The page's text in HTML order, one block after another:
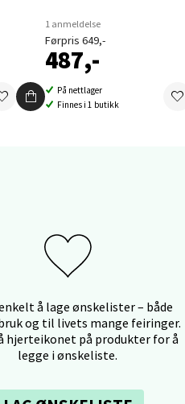
1 anmeldelse
Førpris 649,-
487,-
På nettlager
Finnes i 1 butikk
å lage ønskelister – både
og til livets mange feiringer.
hjerteikonet på produkter for å
legge i ønskeliste.
Åpent i
6 i